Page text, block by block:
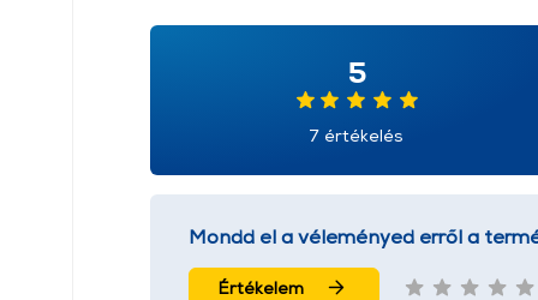
5
7 értékelés
Mondd el a véleményed erről a
Értékelem